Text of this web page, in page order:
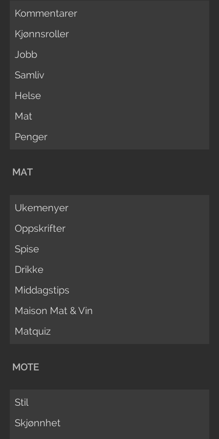
Kommentarer
Kjønnsroller
Jobb
Samliv
Helse
Mat
Penger
MAT
Ukemenyer
Oppskrifter
Spise
Drikke
Middagstips
Maison Mat & Vin
Matquiz
MOTE
Stil
Skjønnhet